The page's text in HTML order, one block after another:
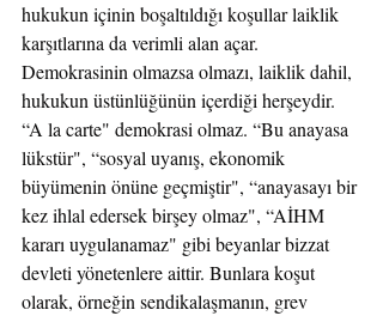
hukukun içinin boşaltıldığı koşullar laiklik
karşıtlarına da verimli alan açar.
Demokrasinin olmazsa olmazı, laiklik dahil,
hukukun üstünlüğünün içerdiği herşeydir.
“A la carte" demokrasi olmaz. “Bu anayasa
lükstür", “sosyal uyanış, ekonomik
büyümenin önüne geçmiştir", “anayasayı bir
kez ihlal edersek birşey olmaz", “AİHM
kararı uygulanamaz" gibi beyanlar bizzat
devleti yönetenlere aittir. Bunlara koşut
olarak, örneğin sendikalaşmanın, grev